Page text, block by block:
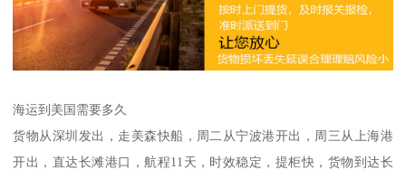
海运到美国需要多久
货物从深圳发出，走美森快船，周二从宁波港开出，周三从上海港
开出，直达长滩港口，航程11天，时效稳定，提柜快，货物到达长